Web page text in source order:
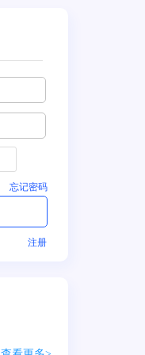
忘记密码
注册